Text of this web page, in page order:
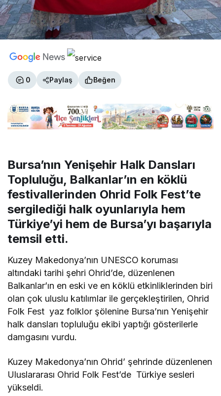
0 Paylaş Beğen
Bursa’nın Yenişehir Halk Dansları
Topluluğu, Balkanlar’ın en köklü
festivallerinden Ohrid Folk Fest’te
sergilediği halk oyunlarıyla hem
Türkiye’yi hem de Bursa’yı başarıyla
temsil etti.
Kuzey Makedonya’nın UNESCO koruması
altındaki tarihi şehri Ohrid’de, düzenlenen
Balkanlar’ın en eski ve en köklü etkinliklerinden biri
olan çok uluslu katılımlar ile gerçekleştirilen, Ohrid
Folk Fest yaz folklor şölenine Bursa’nın Yenişehir
halk dansları topluluğu ekibi yaptığı gösterilerle
damgasını vurdu.
Kuzey Makedonya’nın Ohrid’ şehrinde düzenlenen
Uluslararası Ohrid Folk Fest’de Türkiye sesleri
yükseldi.